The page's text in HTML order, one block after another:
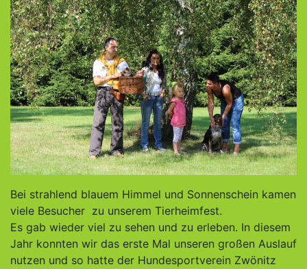
Bei strahlend blauem Himmel und Sonnenschein kamen
viele Besucher zu unserem Tierheimfest.
Es gab wieder viel zu sehen und zu erleben. In diesem
Jahr konnten wir das erste Mal unseren großen Auslauf
nutzen und so hatte der Hundesportverein Zwönitz